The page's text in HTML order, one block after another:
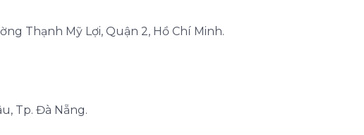
Thạnh Mỹ Lợi, Quận 2, Hồ Chí Minh.
Tp. Đà Nẵng.